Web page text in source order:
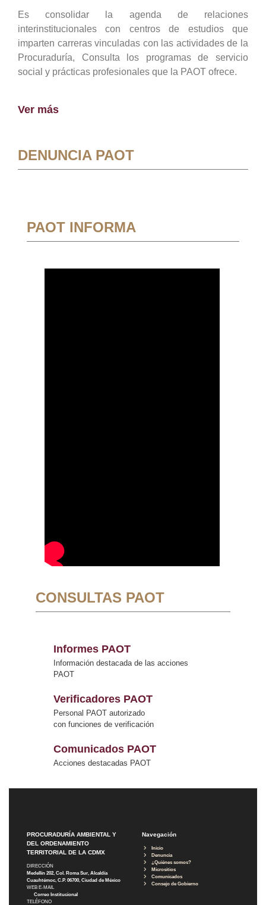
Es consolidar la agenda de relaciones
interinstitucionales con centros de estudios que
imparten carreras vinculadas con las actividades de la
Procuraduría, Consulta los programas de servicio
social y prácticas profesionales que la PAOT ofrece.
Ver más
DENUNCIA PAOT
PAOT INFORMA
CONSULTAS PAOT
Informes PAOT
Información destacada de las acciones
PAOT
Verificadores PAOT
Personal PAOT autorizado
con funciones de verificación
Comunicados PAOT
Acciones destacadas PAOT
PROCURADURÍA AMBIENTAL Y
DEL ORDENAMIENTO
TERRITORIAL DE LA CDMX
DIRECCIÓN
Medellín 202, Col. Roma Sur, Alcaldía
Cuauhtémoc, C.P. 06700, Ciudad de México
WEB E-MAIL
Correo Institucional
TELÉFONO
Navegación
Inicio
Denuncia
¿Quiénes somos?
Micrositios
Comunicados
Consejo de Gobierno